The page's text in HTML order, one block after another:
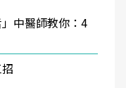
」中醫師教你：4